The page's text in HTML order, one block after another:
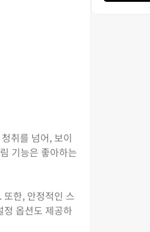
취를 넘어, 보이
기능은 좋아하는
한, 안정적인 스
정 옵션도 제공하